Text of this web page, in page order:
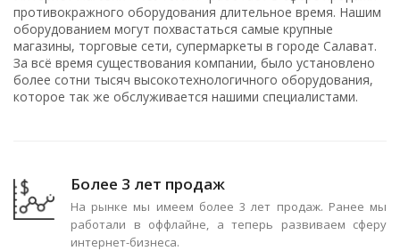
противокражного оборудования длительное время. Нашим
оборудованием могут похвастаться самые крупные
магазины, торговые сети, супермаркеты в городе Салават.
За всё время существования компании, было установлено
более сотни тысяч высокотехнологичного оборудования,
которое так же обслуживается нашими специалистами.
Более 3 лет продаж
На рынке мы имеем более 3 лет продаж. Ранее мы
работали в оффлайне, а теперь развиваем сферу
интернет-бизнеса.